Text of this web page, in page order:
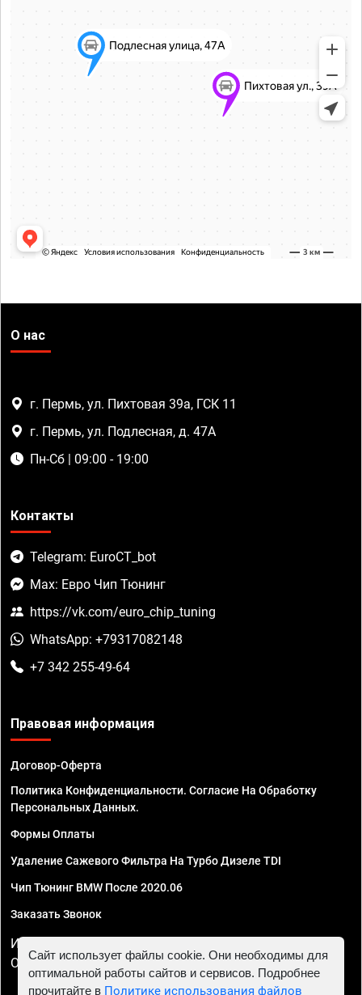
О нас
г. Пермь, ул. Пихтовая 39а, ГСК 11
г. Пермь, ул. Подлесная, д. 47А
Пн-Сб | 09:00 - 19:00
Контакты
Telegram: EuroCT_bot
Max: Евро Чип Тюнинг
https://vk.com/euro_chip_tuning
WhatsApp: +79317082148
+7 342 255-49-64
Правовая информация
Договор-Оферта
Политика Конфиденциальности. Согласие На Обработку
Персональных Данных.
Формы Оплаты
Удаление Сажевого Фильтра На Турбо Дизеле TDI
Чип Тюнинг BMW После 2020.06
Заказать Звонок
ИП Смирнов Георгий Павлович. ИНН 781302555843,
ОГРНИП 324470400032610
Сайт использует файлы cookie. Они необходимы для
оптимальной работы сайтов и сервисов. Подробнее
прочитайте в Политике использования файлов